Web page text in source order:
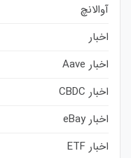
آوالانچ
اخبار
اخبار Aave
اخبار CBDC
اخبار eBay
اخبار ETF